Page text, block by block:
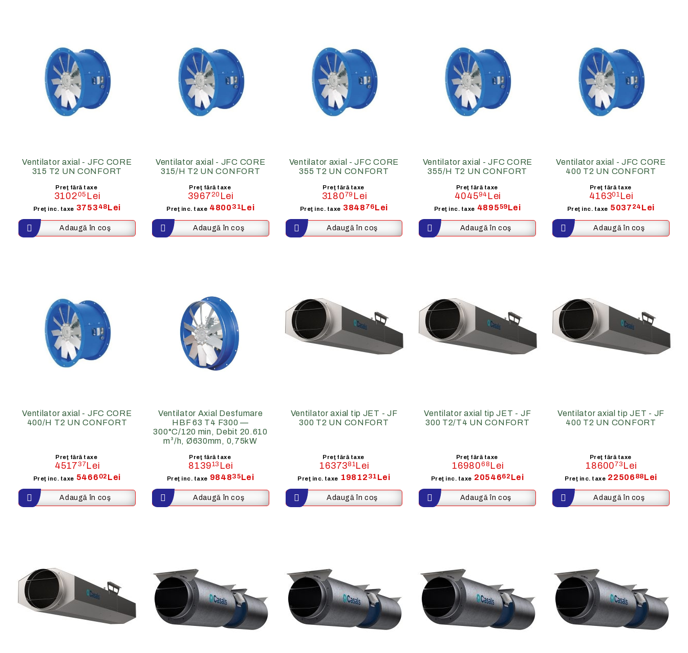
Gama comerciala
Gama rezidentiala
Monofazate
Trifazate
Baterii de incalzire pe apa calda (70-
90 C)
Tubulatura flexibila
Clapete de reglaj
Accesorii si tubulatura
Ventilator axial - JFC CORE
315 T2 UN CONFORT
Preţ fără taxe
310205 Lei
Preţ inc. taxe 3753 48Lei
Ventilator axial - JFC CORE
315/H T2 UN CONFORT
Preţ fără taxe
396720 Lei
Preţ inc. taxe 4800 31Lei
Ventilator axial - JFC CORE
355 T2 UN CONFORT
Preţ fără taxe
318079 Lei
Preţ inc. taxe 3848 76Lei
Ventilator axial - JFC CORE
355/H T2 UN CONFORT
Preţ fără taxe
404594 Lei
Preţ inc. taxe 489559Lei
Ventilator axial - JFC CORE
400 T2 UN CONFORT
Preţ fără taxe
416301Lei
Preţ inc. taxe 5037 24 Lei
Ventilator axial - JFC CORE
400/H T2 UN CONFORT
Preţ fără taxe
451737Lei
Preţ inc. taxe 5466 02 Lei
Ventilator Axial Desfumare
HBF 63 T4 F300 —
300°C/120 min, Debit 20.610
m³/h, Ø630mm, 0,75kW
Preţ fără taxe
813913 Lei
Preţ inc. taxe 984835Lei
Ventilator axial tip JET - JF
300 T2 UN CONFORT
Preţ fără taxe
1637381Lei
Preţ inc. taxe 19812 31 Lei
Ventilator axial tip JET - JF
300 T2/T4 UN CONFORT
Preţ fără taxe
1698068 Lei
Preţ inc. taxe 2054662 Lei
Ventilator axial tip JET - JF
400 T2 UN CONFORT
Preţ fără taxe
1860073 Lei
Preţ inc. taxe 22506 88Lei